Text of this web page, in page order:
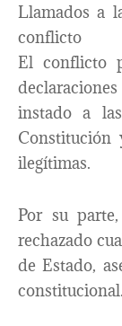
Llamados a
conflicto
El conflicto
instado a
Constitución
ilegítimas.
Por su
rechazado
de Estado,
constitucional.